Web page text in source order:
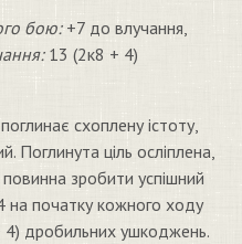
бою:+7 до влучання,
13 (2к8 + 4)
схоплену істоту,
Поглинута ціль осліплена,
зробити успішний
на початку кожного ходу
4) дробильних ушкоджень.